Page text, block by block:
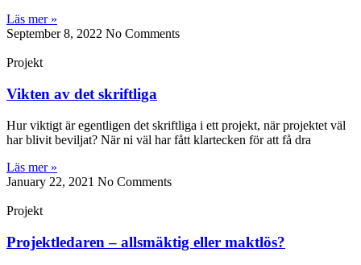
Läs mer »
September 8, 2022 No Comments
Projekt
Vikten av det skriftliga
Hur viktigt är egentligen det skriftliga i ett projekt, när projektet väl
har blivit beviljat? När ni väl har fått klartecken för att få dra
Läs mer »
January 22, 2021 No Comments
Projekt
Projektledaren – allsmäktig eller maktlös?